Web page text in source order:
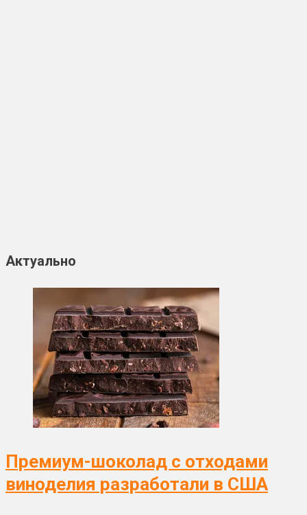
Актуально
Премиум-шоколад с отходами
виноделия разработали в США